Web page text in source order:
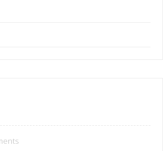
da mulher após os 35?